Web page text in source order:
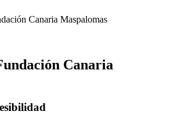
Canaria Maspalomas
Canaria